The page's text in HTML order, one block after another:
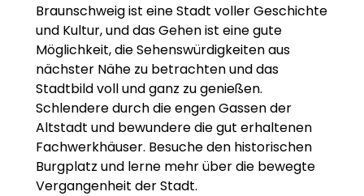
Braunschweig ist eine Stadt voller Geschichte
und Kultur, und das Gehen ist eine gute
Möglichkeit, die Sehenswürdigkeiten aus
nächster Nähe zu betrachten und das
Stadtbild voll und ganz zu genießen.
Schlendere durch die engen Gassen der
Altstadt und bewundere die gut erhaltenen
Fachwerkhäuser. Besuche den historischen
Burgplatz und lerne mehr über die bewegte
Vergangenheit der Stadt.